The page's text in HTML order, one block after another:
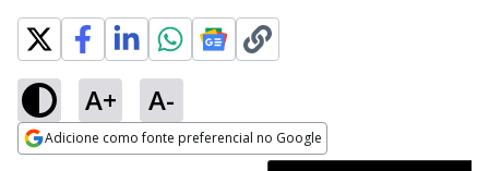
A+ A-
Adicione como fonte preferencial no Google
Ativar
77.90%